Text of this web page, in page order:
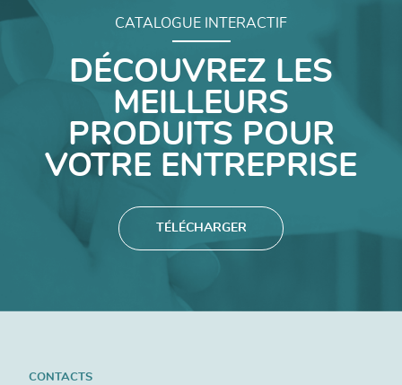
CATALOGUE INTERACTIF
DÉCOUVREZ LES
MEILLEURS
PRODUITS POUR
VOTRE ENTREPRISE
TÉLÉCHARGER
CONTACTS